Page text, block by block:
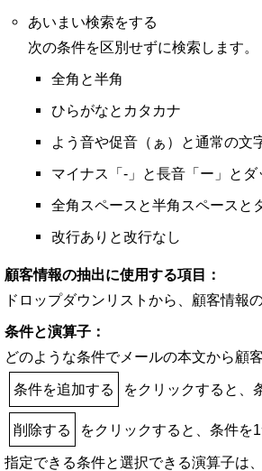
あいまい検索をする
次の条件を区別せずに検索します。
全角と半角
ひらがなとカタカナ
よう音や促音（ぁ）と通常の文
マイナス「-」と長音「ー」とダ
全角スペースと半角スペースと
改行ありと改行なし
顧客情報の抽出に使用する項目：
ドロップダウンリストから、顧客情報
条件と演算子：
どのような条件でメールの本文から顧
条件を追加する をクリックすると、
削除する をクリックすると、条件を
指定できる条件と選択できる演算子は